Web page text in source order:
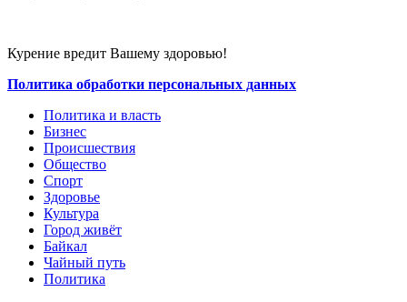
Курение вредит Вашему здоровью!
Политика обработки персональных данных
Политика и власть
Бизнес
Происшествия
Общество
Cпорт
Здоровье
Культура
Город живёт
Байкал
Чайный путь
Политика